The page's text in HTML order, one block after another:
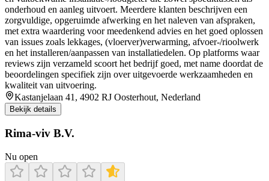
onderhoud en aanleg uitvoert. Meerdere klanten beschrijven een
zorgvuldige, opgeruimde afwerking en het naleven van afspraken,
met extra waardering voor meedenkend advies en het goed oplossen
van issues zoals lekkages, (vloerver)verwarming, afvoer-/rioolwerk
en het installeren/aanpassen van installatiedelen. Op platforms waar
reviews zijn verzameld scoort het bedrijf goed, met name doordat de
beoordelingen specifiek zijn over uitgevoerde werkzaamheden en
kwaliteit van uitvoering.
Kastanjelaan 41, 4902 RJ Oosterhout, Nederland
Bekijk details
Rima-viv B.V.
Nu open